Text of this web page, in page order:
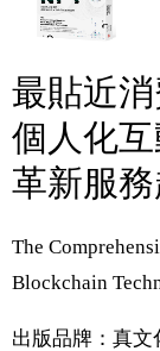
最貼近
個人化
革新服
The
Blockchain
出版品牌：真文